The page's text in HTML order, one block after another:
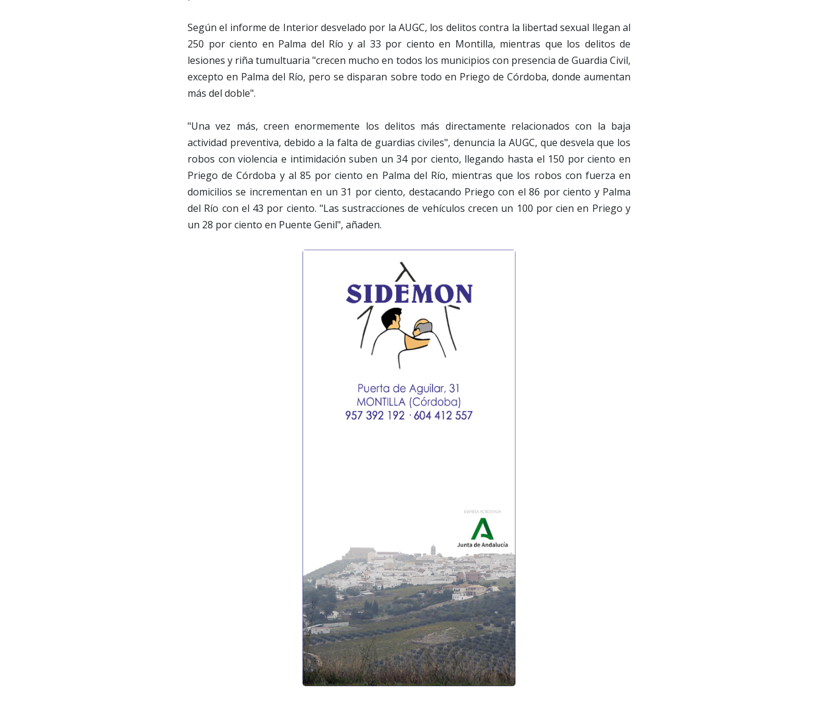
Según el informe de Interior desvelado por la AUGC, los delitos contra la libertad sexual llegan al
250 por ciento en Palma del Río y al 33 por ciento en Montilla, mientras que los delitos de
lesiones y riña tumultuaria "crecen mucho en todos los municipios con presencia de Guardia Civil,
excepto en Palma del Río, pero se disparan sobre todo en Priego de Córdoba, donde aumentan
más del doble".
"Una vez más, creen enormemente los delitos más directamente relacionados con la baja
actividad preventiva, debido a la falta de guardias civiles", denuncia la AUGC, que desvela que los
robos con violencia e intimidación suben un 34 por ciento, llegando hasta el 150 por ciento en
Priego de Córdoba y al 85 por ciento en Palma del Río, mientras que los robos con fuerza en
domicilios se incrementan en un 31 por ciento, destacando Priego con el 86 por ciento y Palma
del Río con el 43 por ciento. "Las sustracciones de vehículos crecen un 100 por cien en Priego y
un 28 por ciento en Puente Genil", añaden.